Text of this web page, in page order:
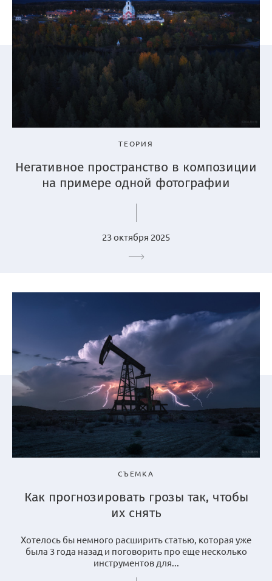
ТЕОРИЯ
Негативное пространство в композиции
на примере одной фотографии
23 октября 2025
СЪЕМКА
Как прогнозировать грозы так, чтобы
их снять
Хотелось бы немного расширить статью, которая уже
была 3 года назад и поговорить про еще несколько
инструментов для...